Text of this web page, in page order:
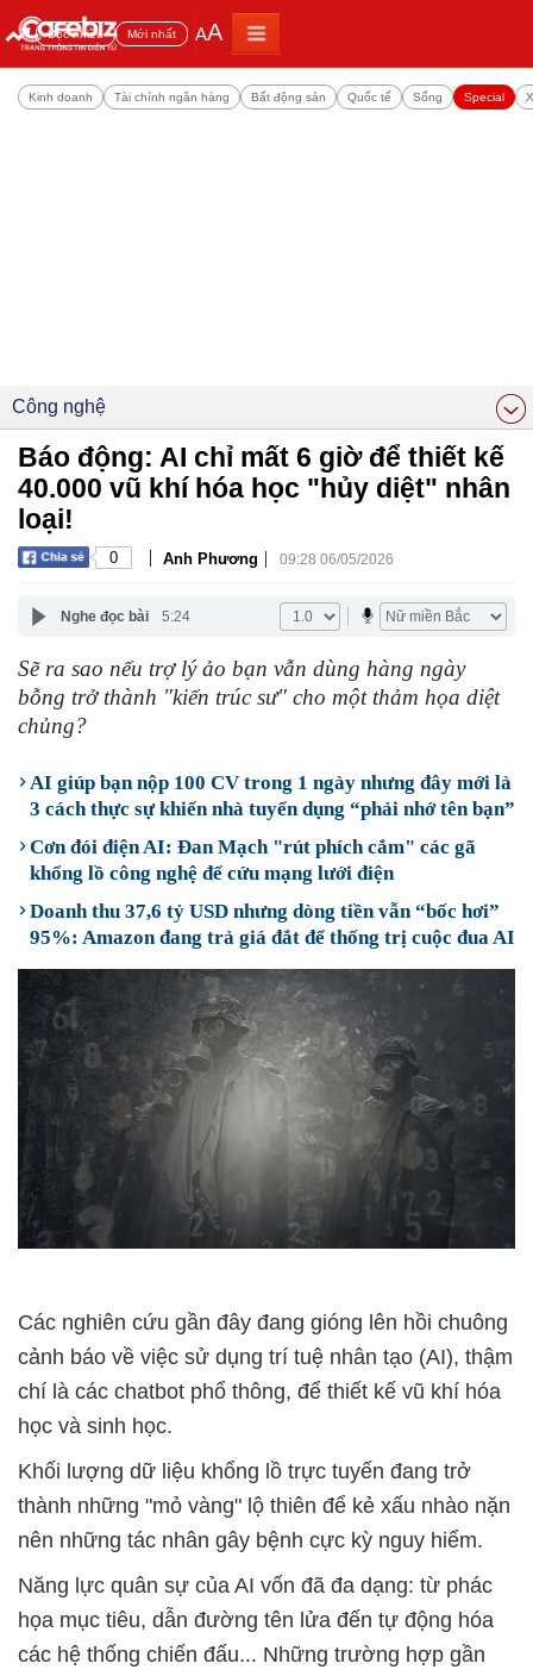
Đọc nhiều Mới nhất AA
Kinh doanh Tài chính ngân hàng Bất động sản Quốc tế Sống Special
Công nghệ
Báo động: AI chỉ mất 6 giờ để thiết kế
40.000 vũ khí hóa học "hủy diệt" nhân
loại!
0 | Anh Phương | 09:28 06/05/2026
Nghe đọc bài 5:24
Sẽ ra sao nếu trợ lý ảo bạn vẫn dùng hàng ngày
bỗng trở thành "kiến trúc sư" cho một thảm họa diệt
chủng?
AI giúp bạn nộp 100 CV trong 1 ngày nhưng đây mới là
3 cách thực sự khiến nhà tuyển dụng “phải nhớ tên bạn”
Cơn đói điện AI: Đan Mạch "rút phích cắm" các gã
khổng lồ công nghệ để cứu mạng lưới điện
Doanh thu 37,6 tỷ USD nhưng dòng tiền vẫn “bốc hơi”
95%: Amazon đang trả giá đắt để thống trị cuộc đua AI
Các nghiên cứu gần đây đang gióng lên hồi chuông
cảnh báo về việc sử dụng trí tuệ nhân tạo (AI), thậm
chí là các chatbot phổ thông, để thiết kế vũ khí hóa
học và sinh học.
Khối lượng dữ liệu khổng lồ trực tuyến đang trở
thành những "mỏ vàng" lộ thiên để kẻ xấu nhào nặn
nên những tác nhân gây bệnh cực kỳ nguy hiểm.
Năng lực quân sự của AI vốn đã đa dạng: từ phác
họa mục tiêu, dẫn đường tên lửa đến tự động hóa
các hệ thống chiến đấu... Những trường hợp gần